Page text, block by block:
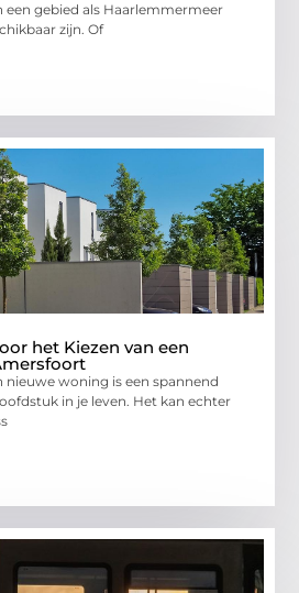
een gebied als Haarlemmermeer
zijn. Of
het Kiezen van een
nieuwe woning is een spannend
in je leven. Het kan echter